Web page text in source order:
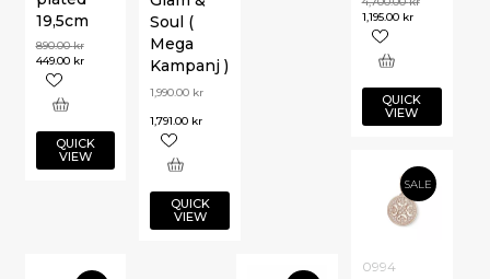
19,5cm
890.00kr
449.00 kr
QUICK
VIEW
1,195.00 kr
QUICK
VIEW
Soul (
Mega
Kampanj )
1,990.00 kr
1,791.00 kr
QUICK
VIEW
SALE
0994